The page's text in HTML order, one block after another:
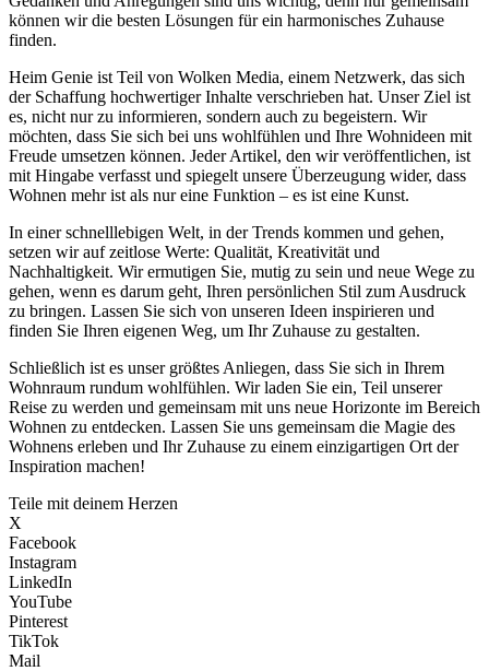
können wir die besten Lösungen für ein harmonisches Zuhause
finden.
Heim Genie ist Teil von Wolken Media, einem Netzwerk, das sich
der Schaffung hochwertiger Inhalte verschrieben hat. Unser Ziel ist
es, nicht nur zu informieren, sondern auch zu begeistern. Wir
möchten, dass Sie sich bei uns wohlfühlen und Ihre Wohnideen mit
Freude umsetzen können. Jeder Artikel, den wir veröffentlichen, ist
mit Hingabe verfasst und spiegelt unsere Überzeugung wider, dass
Wohnen mehr ist als nur eine Funktion – es ist eine Kunst.
In einer schnelllebigen Welt, in der Trends kommen und gehen,
setzen wir auf zeitlose Werte: Qualität, Kreativität und
Nachhaltigkeit. Wir ermutigen Sie, mutig zu sein und neue Wege zu
gehen, wenn es darum geht, Ihren persönlichen Stil zum Ausdruck
zu bringen. Lassen Sie sich von unseren Ideen inspirieren und
finden Sie Ihren eigenen Weg, um Ihr Zuhause zu gestalten.
Schließlich ist es unser größtes Anliegen, dass Sie sich in Ihrem
Wohnraum rundum wohlfühlen. Wir laden Sie ein, Teil unserer
Reise zu werden und gemeinsam mit uns neue Horizonte im Bereich
Wohnen zu entdecken. Lassen Sie uns gemeinsam die Magie des
Wohnens erleben und Ihr Zuhause zu einem einzigartigen Ort der
Inspiration machen!
Teile mit deinem Herzen
X
Facebook
Instagram
LinkedIn
YouTube
Pinterest
TikTok
Mail